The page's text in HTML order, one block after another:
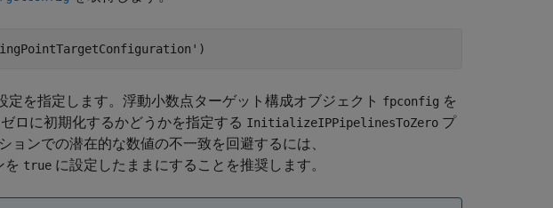
)
を指定します。浮動小数点ターゲット構成オブジェクト fpconfig を
ロに初期化するかどうかを指定する InitializeIPPipelinesToZero プ
ョンでの潜在的な数値の不一致を回避するには、
を true に設定したままにすることを推奨します。